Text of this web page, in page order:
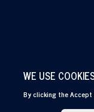
WE USE
By clicking the